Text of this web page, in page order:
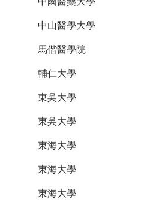
中山醫學大學
馬偕醫學院
輔仁大學
東吳大學
東吳大學
東海大學
東海大學
東海大學